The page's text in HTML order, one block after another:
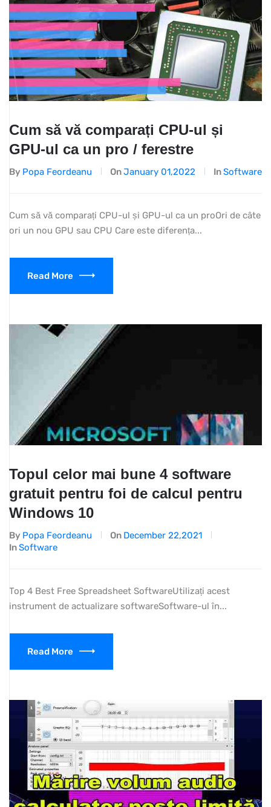
Cum să vă comparați CPU-ul și
GPU-ul ca un pro / ferestre
By Popa Feordeanu OnJanuary 01,2022 InSoftware
Cum să vă comparați CPU-ul și GPU-ul ca un proOri de câte
ori un nou GPU sau CPU Care este diferența...
Read More
Topul celor mai bune 4 software
gratuit pentru foi de calcul pentru
Windows 10
By Popa Feordeanu On December 22,2021
InSoftware
Top 4 Best Free Spreadsheet SoftwareUtilizați acest
instrument de actualizare softwareSoftware-ul în...
Read More